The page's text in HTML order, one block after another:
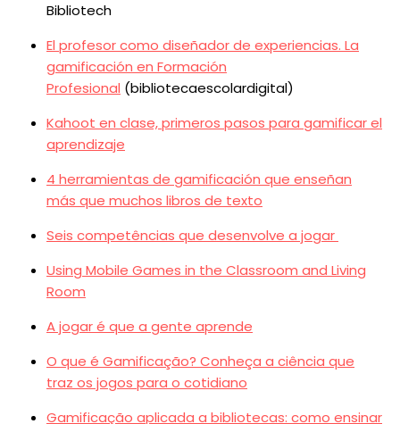
Bibliotech
El profesor como diseñador de experiencias. La
gamificación en Formación
Profesional (bibliotecaescolardigital)
Kahoot en clase, primeros pasos para gamificar el
aprendizaje
4 herramientas de gamificación que enseñan
más que muchos libros de texto
Seis competências que desenvolve a jogar
Using Mobile Games in the Classroom and Living
Room
A jogar é que a gente aprende
O que é Gamificação? Conheça a ciência que
traz os jogos para o cotidiano
Gamificação aplicada a bibliotecas: como ensinar